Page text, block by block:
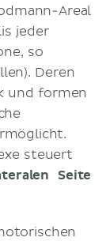
Areal
jeder
so
Deren
und formen
steuert
Seite